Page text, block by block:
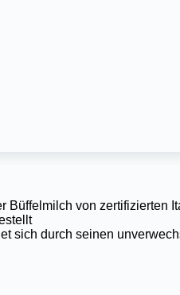
Büffelmilch von zertifizierten
sich durch seinen